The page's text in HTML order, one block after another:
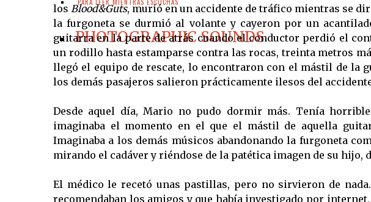
PHOTOGRAPHIC SOUNDS
los Blood&Guts, murió en un accidente de tráfico mientras se
la furgoneta se durmió al volante y cayeron por un
guitarra en la parte de atrás cuando el conductor perdió el
un rodillo hasta estamparse contra las rocas, treinta metros
llegó el equipo de rescate, lo encontraron con el mástil de la
los demás pasajeros salieron prácticamente ilesos del
Desde aquel día, Mario no pudo dormir más. Tenía
imaginaba el momento en el que el mástil de aquella
Imaginaba a los demás músicos abandonando la furgoneta
mirando el cadáver y riéndose de la patética imagen de su hijo,
El médico le recetó unas pastillas, pero no sirvieron de
recomendaban los amigos y que había investigado por